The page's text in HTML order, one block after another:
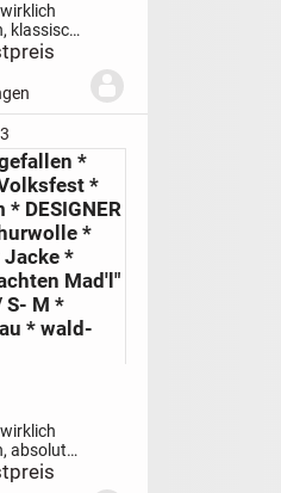
klassisch,
Stil
nude
BLAZER
**...
*
*
DESIGNER
*
Jacke *
Mad'l"
S- M *
* wald-
absolut
*